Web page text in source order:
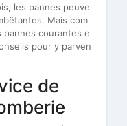
les pannes peuve
Mais com
pannes courantes e
pour y parven
de